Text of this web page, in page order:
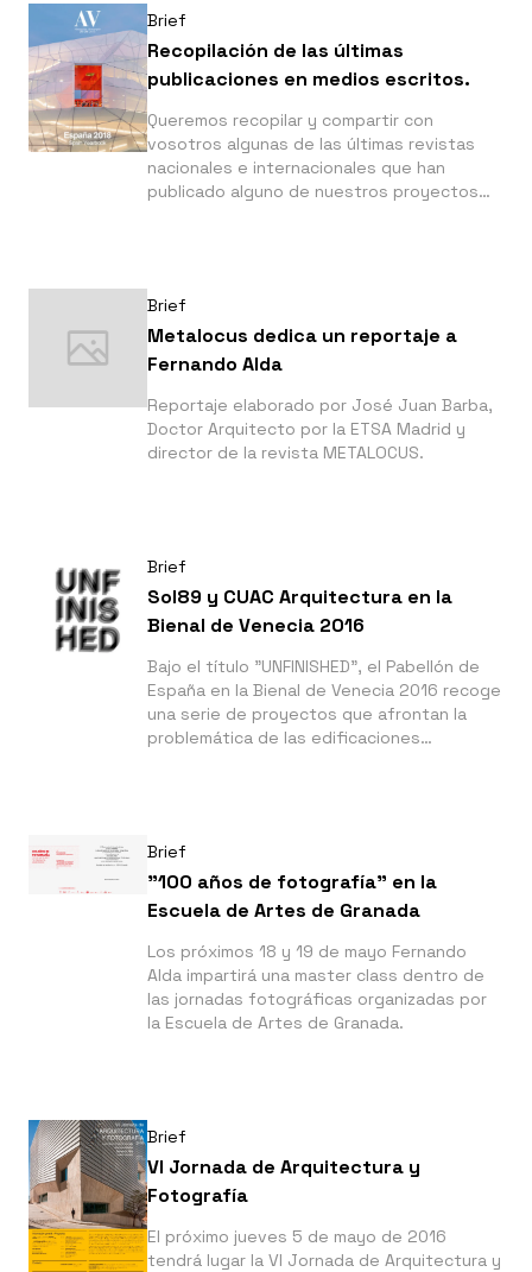
Brief
Recopilación de las últimas
publicaciones en medios escritos.
Queremos recopilar y compartir con
vosotros algunas de las últimas revistas
nacionales e internacionales que han
publicado alguno de nuestros proyectos
Brief
Metalocus dedica un reportaje a
Fernando Alda
Reportaje elaborado por José Juan Barba,
Doctor Arquitecto por la ETSA Madrid y
director de la revista METALOCUS.
Brief
Sol89 y CUAC Arquitectura en la
Bienal de Venecia 2016
Bajo el título "UNFINISHED", el Pabellón de
España en la Bienal de Venecia 2016 recoge
una serie de proyectos que afrontan la
problemática de las edificaciones
Brief
"100 años de fotografía" en la
Escuela de Artes de Granada
Los próximos 18 y 19 de mayo Fernando
Alda impartirá una master class dentro de
las jornadas fotográficas organizadas por
la Escuela de Artes de Granada.
Brief
VI Jornada de Arquitectura y
Fotografía
El próximo jueves 5 de mayo de 2016
tendrá lugar la VI Jornada de Arquitectura y